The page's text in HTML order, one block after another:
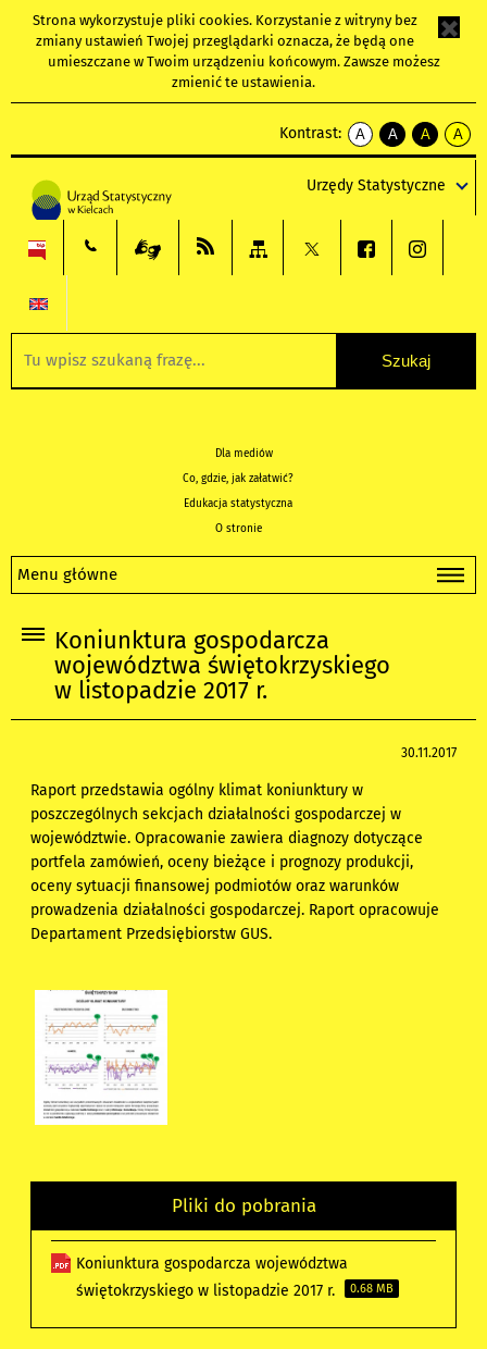
Strona wykorzystuje pliki cookies. Korzystanie z witryny bez
zmiany ustawień Twojej przeglądarki oznacza, że będą one
umieszczane w Twoim urządzeniu końcowym. Zawsze możesz
zmienić te ustawienia.
Kontrast:
A
kontrast
A
kontrast
tekst
czarnym
A
kontrast
tekst
czarnym
A
tekst
żółtym
Urzędy Statystyczne
Dla mediów
Co, gdzie, jak załatwić?
Edukacja statystyczna
O stronie
Menu główne
Koniunktura gospodarcza
województwa świętokrzyskiego
w listopadzie 2017 r.
30.11.2017
Raport przedstawia ogólny klimat koniunktury w
poszczególnych sekcjach działalności gospodarczej w
województwie. Opracowanie zawiera diagnozy dotyczące
portfela zamówień, oceny bieżące i prognozy produkcji,
oceny sytuacji finansowej podmiotów oraz warunków
prowadzenia działalności gospodarczej. Raport opracowuje
Departament Przedsiębiorstw GUS.
Pliki do pobrania
Koniunktura gospodarcza województwa
świętokrzyskiego w listopadzie 2017 r.
0.68 MB